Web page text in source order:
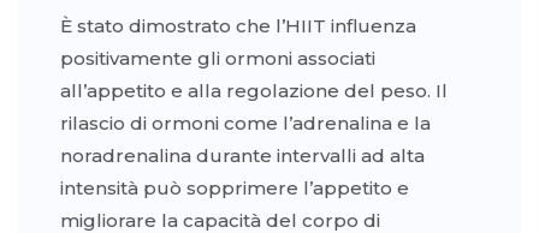
È stato dimostrato che l’HIIT influenza
positivamente gli ormoni associati
all’appetito e alla regolazione del peso. Il
rilascio di ormoni come l’adrenalina e la
noradrenalina durante intervalli ad alta
intensità può sopprimere l’appetito e
migliorare la capacità del corpo di